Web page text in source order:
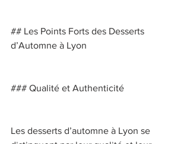
## Les Points Forts des Desserts
d’Automne à Lyon
### Qualité et Authenticité
Les desserts d’automne à Lyon se